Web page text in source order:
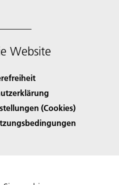
Website
(Cookies)